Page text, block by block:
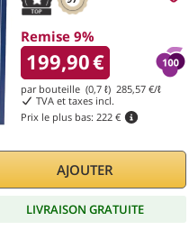
Remise 9%
199,90€
par bouteille (0,7 ℓ)285,57 €/ℓ
TVA et taxes incl.
Prix le plus bas:222 €
AJOUTER
LIVRAISON GRATUITE